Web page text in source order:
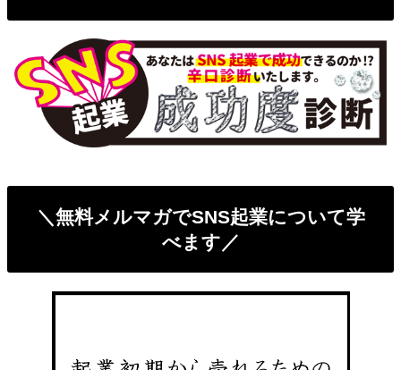
＼無料メルマガでSNS起業について学
べます／